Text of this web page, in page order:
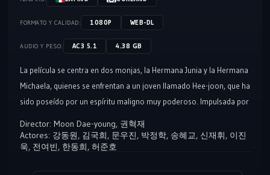
FORMATO Y CALIDAD: 1080P WEB-DL
AUDIO Y PESO: AC3 5.1 4.38 GB
La película se centra en dos monjas, la Hermana Junia y la Hermana
Michaela, quienes se enfrentan a un joven llamado Hee-joon, que ha
sido poseído por un espíritu maligno muy poderoso. Impulsada por
al niño, mientras que la Hermana Michaela, inicialmente escéptica,
se ve arrastrada a la investigación. A medida que profundizan en el
Director: Moon Dae-young, 권혁재
Actores: 강동원, 김국희, 문우진, 박정학, 송혜교, 신재휘, 이진
욱, 전여빈, 한동희, 허준호